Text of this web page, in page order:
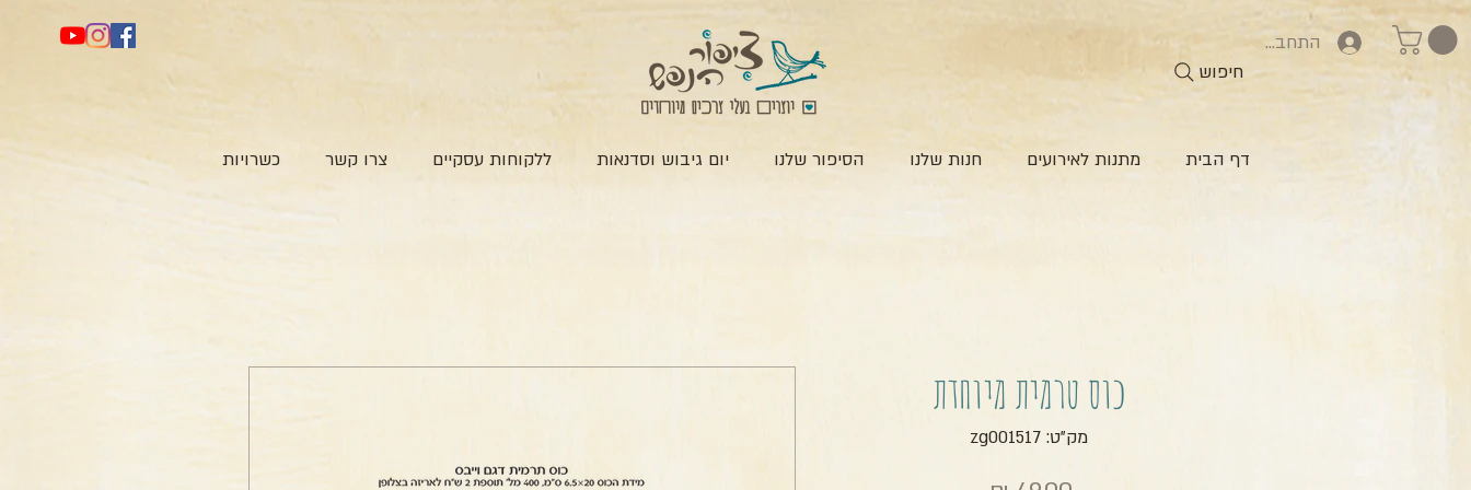
התחברות
חיפוש
דף הבית מתנות לאירועים חנות שלנו הסיפור שלנו יום גיבוש וסדנאות ללקוחות עסקיים צרו קשר כשרויות
כוס טרמית מיוחדת
מק"ט: zg001517